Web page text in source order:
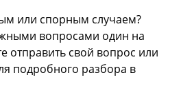
или спорным случаем?
вопросами один на
отправить свой вопрос или
подробного разбора в